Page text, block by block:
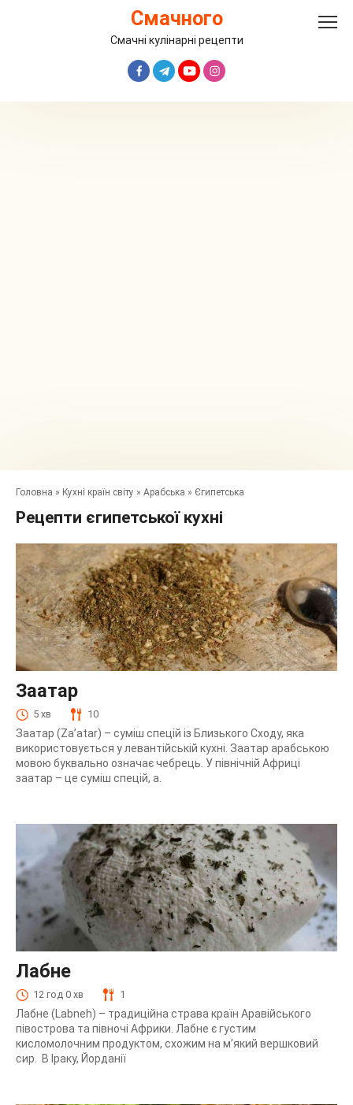
Смачного
Смачні кулінарні рецепти
Головна » Кухні країн світу » Арабська » Єгипетська
Рецепти єгипетської кухні
Заатар
5 хв 10
Заатар (Za’atar) – суміш спецій із Близького Сходу, яка
використовується у левантійській кухні. Заатар арабською
мовою буквально означає чебрець. У північній Африці
заатар – це суміш спецій, а.
Лабне
12 год 0 хв 1
Лабне (Labneh) – традиційна страва країн Аравійського
півострова та півночі Африки. Лабне є густим
кисломолочним продуктом, схожим на м’який вершковий
сир. В Іраку, Йорданії